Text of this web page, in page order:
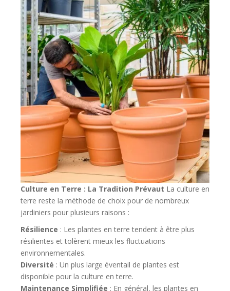
Culture en Terre : La Tradition Prévaut La culture en
terre reste la méthode de choix pour de nombreux
jardiniers pour plusieurs raisons :
Résilience : Les plantes en terre tendent à être plus
résilientes et tolèrent mieux les fluctuations
environnementales.
Diversité : Un plus large éventail de plantes est
disponible pour la culture en terre.
Maintenance Simplifiée : En général, les plantes en